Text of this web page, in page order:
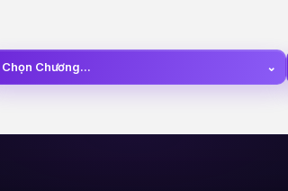
Chọn Chương... ⌄